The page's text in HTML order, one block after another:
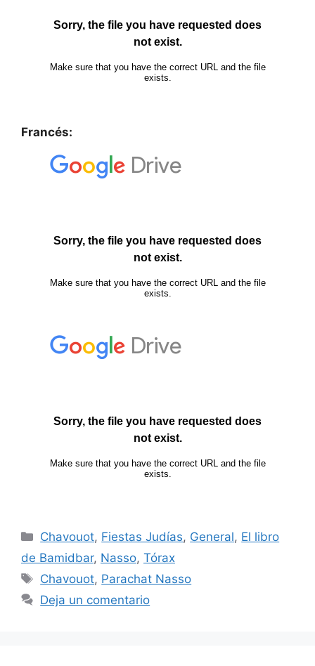
Francés:
Chavouot, Fiestas Judías, General, El libro
de Bamidbar, Nasso, Tórax
Chavouot, Parachat Nasso
Deja un comentario